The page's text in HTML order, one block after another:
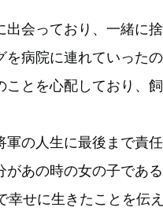
出会っており、一緒に
を病院に連れていった
ことを心配しており、
軍の人生に最後まで責
があの時の女の子であ
幸せに生きたことを伝え